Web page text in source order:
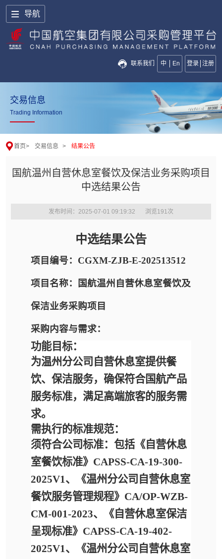
导航
联系我们 中 En 登录 注册
交易信息
Trading Information
首页> 交易信息 > 结果公告
国航温州自营休息室餐饮及保洁业务采购项目
中选结果公告
发布时间：2025-07-01 09:19:32 浏览191 次
中选结果公告
项目编号：CGXM-ZJB-E-202513512
项目名称：国航温州自营休息室餐饮及
保洁业务采购项目
采购内容与需求：
功能目标：
为温州分公司自营休息室提供餐
饮、保洁服务，确保符合国航产品
服务标准，满足高端旅客的服务需
求。
需执行的标准规范：
须符合公司标准：包括 《自营休息
室餐饮标准》 CAPSS-CA-19-300-
2025V1、《温州分公司自营休息室
餐饮服务管理规程》CA/OP-WZB-
CM-001-2023、
《自营休息室保洁
呈现标准》 CAPSS-CA-19-402-
2025V1、《温州分公司自营休息室